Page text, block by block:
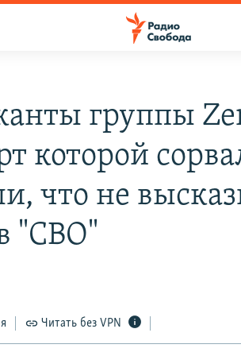
группы
которой
что не
"СВО"
Читать без VPN